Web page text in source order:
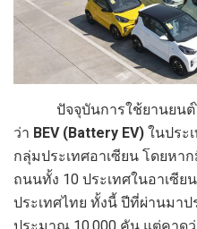
ปัจจุบันการใช้ยานยนต์ไ
ว่า BEV (Battery EV) ในประ
กลุ่มประเทศอาเซียน โดยหา
ถนนทั้ง 10 ประเทศในอาเซีย
ประเทศไทย ทั้งนี้ ปีที่ผ่านมาป